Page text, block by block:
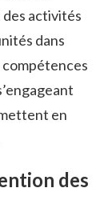
activités
dans
en
des